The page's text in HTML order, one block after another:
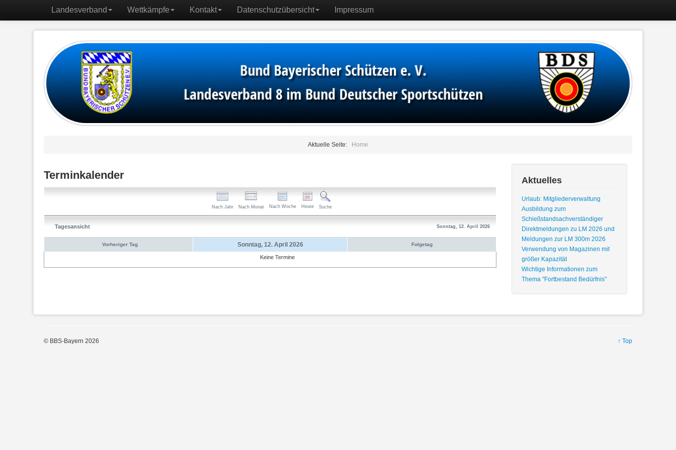
Landesverband Wettkämpfe Kontakt Datenschutzübersicht Impressum
Aktuelle Seite: Home
Terminkalender
Nach Jahr Nach Monat Nach Woche Heute Suche
Tagesansicht Sonntag, 12. April 2026
Vorheriger Tag Sonntag, 12. April 2026 Folgetag
Keine Termine
Aktuelles
Urlaub: Mitgliederverwaltung
Ausbildung zum
Schießstandsachverständiger
Direktmeldungen zu LM 2026 und
Meldungen zur LM 300m 2026
Verwendung von Magazinen mit
größer Kapazität
Wichtige Informationen zum
Thema "Fortbestand Bedürfnis"
↑ Top
© BBS-Bayern 2026